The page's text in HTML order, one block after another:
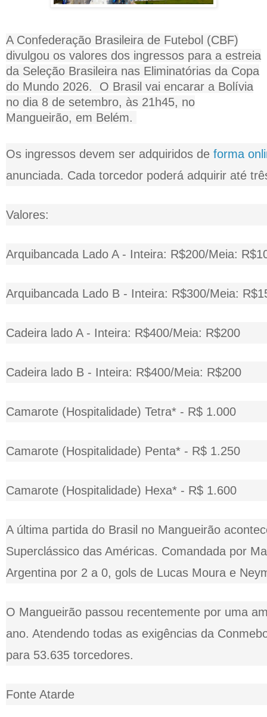
A Confederação Brasileira de Futebol (CBF)
divulgou os valores dos ingressos para a estreia
da Seleção Brasileira nas Eliminatórias da Copa
do Mundo 2026. O Brasil vai encarar a Bolívia
no dia 8 de setembro, às 21h45, no
Mangueirão, em Belém.
Os ingressos devem ser adquiridos de forma
anunciada. Cada torcedor poderá adquirir até
Valores:
Arquibancada Lado A - Inteira: R$200/Meia:
Arquibancada Lado B - Inteira: R$300/Meia:
Cadeira lado A - Inteira: R$400/Meia: R$200
Cadeira lado B - Inteira: R$400/Meia: R$200
Camarote (Hospitalidade) Tetra* - R$ 1.000
Camarote (Hospitalidade) Penta* - R$ 1.250
Camarote (Hospitalidade) Hexa* - R$ 1.600
A última partida do Brasil no Mangueirão
Superclássico das Américas. Comandada por
Argentina por 2 a 0, gols de Lucas Moura e
O Mangueirão passou recentemente por uma
ano. Atendendo todas as exigências da
para 53.635 torcedores.
Fonte Atarde